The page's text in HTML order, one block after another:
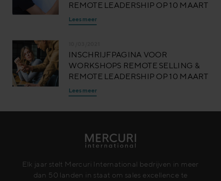
REMOTE LEADERSHIP OP 10 MAART
Lees meer
INSCHRIJFPAGINA VOOR
WORKSHOPS REMOTE SELLING &
REMOTE LEADERSHIP OP 10 MAART
Lees meer
Elk jaar stelt Mercuri International bedrijven in meer
dan 50 landen in staat om sales excellence te